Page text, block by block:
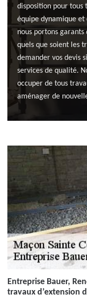
disposition pour tous
équipe dynamique et
nous portons
quels que soient les
demander vos devis
services de qualité.
occuper de tous
aménager de
Entreprise Bauer,
travaux d’extension